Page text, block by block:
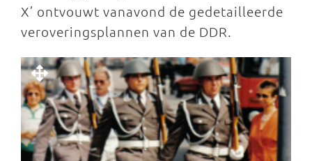
X’ ontvouwt vanavond de gedetailleerde
veroveringsplannen van de DDR.